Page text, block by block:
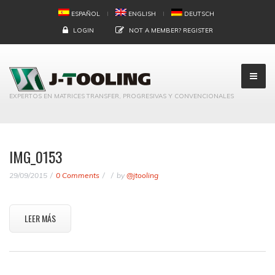
ESPAÑOL ENGLISH DEUTSCH
LOGIN NOT A MEMBER? REGISTER
EXPERTOS EN MATRICES TRANSFER, PROGRESIVAS Y CONVENCIONALES
IMG_0153
29/09/2015 0 Comments by @jtooling
LEER MÁS